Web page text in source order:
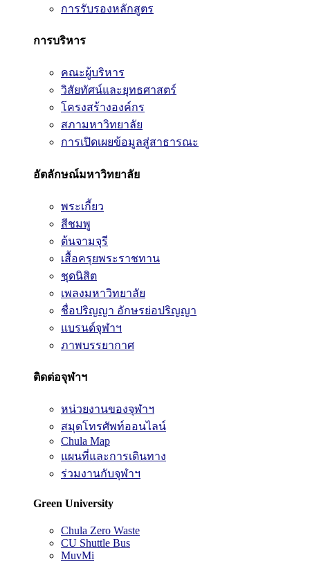
การรับรองหลักสูตร
การบริหาร
คณะผู้บริหาร
วิสัยทัศน์และยุทธศาสตร์
โครงสร้างองค์กร
สภามหาวิทยาลัย
การเปิดเผยข้อมูลสู่สาธารณะ
อัตลักษณ์มหาวิทยาลัย
พระเกี้ยว
สีชมพู
ต้นจามจุรี
เสื้อครุยพระราชทาน
ชุดนิสิต
เพลงมหาวิทยาลัย
ชื่อปริญญา อักษรย่อปริญญา
แบรนด์จุฬาฯ
ภาพบรรยากาศ
ติดต่อจุฬาฯ
หน่วยงานของจุฬาฯ
สมุดโทรศัพท์ออนไลน์
Chula Map
แผนที่และการเดินทาง
ร่วมงานกับจุฬาฯ
Green University
Chula Zero Waste
CU Shuttle Bus
MuvMi